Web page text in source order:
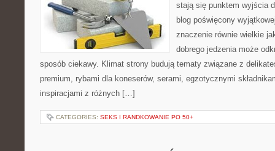
stają się punktem wyjścia
blog poświęcony
znaczenie równie wielkie
dobrego jedzenia może
sposób ciekawy. Klimat strony budują tematy związane z
premium, rybami dla koneserów, serami, egzotycznymi
inspiracjami z różnych […]
CATEGORIES: SEKS I RANDKOWANIE PO 50+